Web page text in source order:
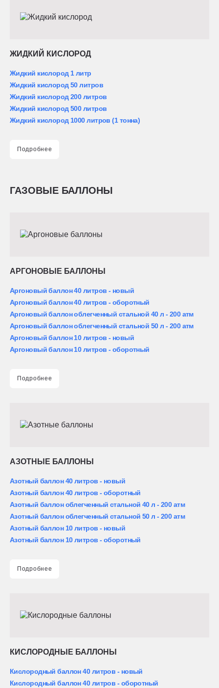
ЖИДКИЙ КИСЛОРОД
Жидкий кислород 1 литр
Жидкий кислород 50 литров
Жидкий кислород 200 литров
Жидкий кислород 500 литров
Жидкий кислород 1000 литров (1 тонна)
Подробнее
ГАЗОВЫЕ БАЛЛОНЫ
АРГОНОВЫЕ БАЛЛОНЫ
Аргоновый баллон 40 литров - новый
Аргоновый баллон 40 литров - оборотный
Аргоновый баллон облегченный стальной 40 л - 200 атм
Аргоновый баллон облегченный стальной 50 л - 200 атм
Аргоновый баллон 10 литров - новый
Аргоновый баллон 10 литров - оборотный
Подробнее
АЗОТНЫЕ БАЛЛОНЫ
Азотный баллон 40 литров - новый
Азотный баллон 40 литров - оборотный
Азотный баллон облегченный стальной 40 л - 200 атм
Азотный баллон облегченный стальной 50 л - 200 атм
Азотный баллон 10 литров - новый
Азотный баллон 10 литров - оборотный
Подробнее
КИСЛОРОДНЫЕ БАЛЛОНЫ
Кислородный баллон 40 литров - новый
Кислородный баллон 40 литров - оборотный